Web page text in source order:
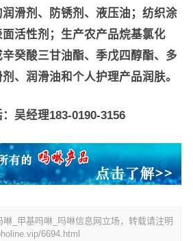
滑剂、防锈剂、液压油；纺织涂
活性剂；生产农产品烷基氯化
癸酸三甘油酯、季戊四醇酯、多
、润滑油和个人护理产品润肤。
吴经理183-0190-3156
_甲基吗啉_吗啉信息网立场，转载请注明
6694.html